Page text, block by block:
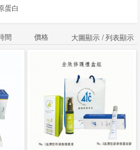
蛋白
間 價格 大圖顯示 /列表顯示